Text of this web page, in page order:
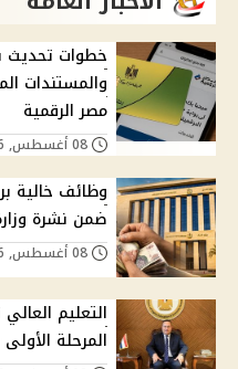
والمستندات
مصر الرقمية
ضمن نشرة
التعليم
المرحلة